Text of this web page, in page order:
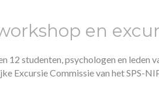
en
12 studenten, psychologen en leden
Excursie Commissie van het SPS-